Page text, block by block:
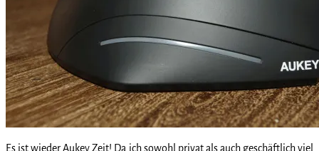
Es ist wieder Aukey Zeit! Da ich sowohl privat als auch geschäftlich viel